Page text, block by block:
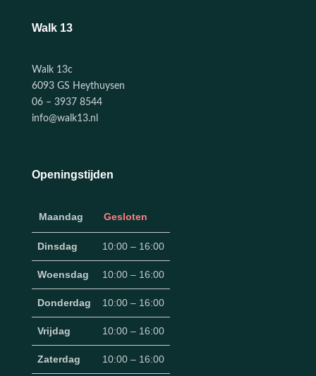
Walk 13
Walk 13c
6093 GS Heythuysen
06 – 3937 8544
info@walk13.nl
Openingstijden
Maandag Gesloten
Dinsdag 10:00 – 16:00
Woensdag 10:00 – 16:00
Donderdag 10:00 – 16:00
Vrijdag 10:00 – 16:00
Zaterdag 10:00 – 16:00